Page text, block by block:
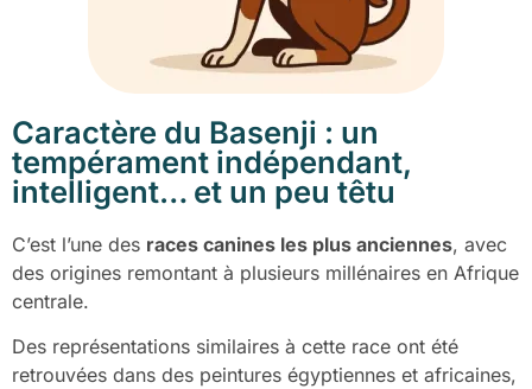
Caractère du Basenji : un
tempérament indépendant,
intelligent… et un peu têtu
C’est l’une des races canines les plus anciennes, avec
des origines remontant à plusieurs millénaires en Afrique
centrale.
Des représentations similaires à cette race ont été
retrouvées dans des peintures égyptiennes et africaines,